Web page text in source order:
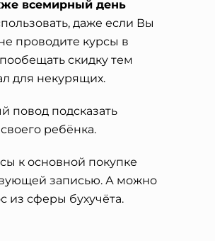
всемирный день
даже если Вы
проводите курсы в
скидку тем
для некурящих.
повод подсказать
ребёнка.
к основной покупке
записью. А можно
из сферы бухучёта.